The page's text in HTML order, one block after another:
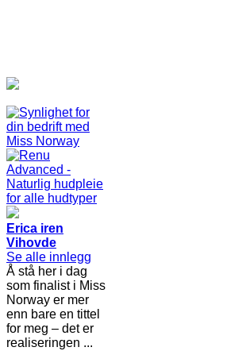
Erica iren
Vihovde
Se alle innlegg
Å stå her i dag
som finalist i Miss
Norway er mer
enn bare en tittel
for meg – det er
realiseringen ...